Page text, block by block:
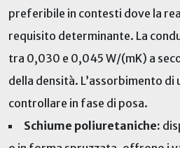
preferibile in contesti dove la
requisito determinante. La
tra 0,030 e 0,045 W/(mK) a
della densità. L’assorbimento
controllare in fase di posa.
Schiume poliuretaniche: